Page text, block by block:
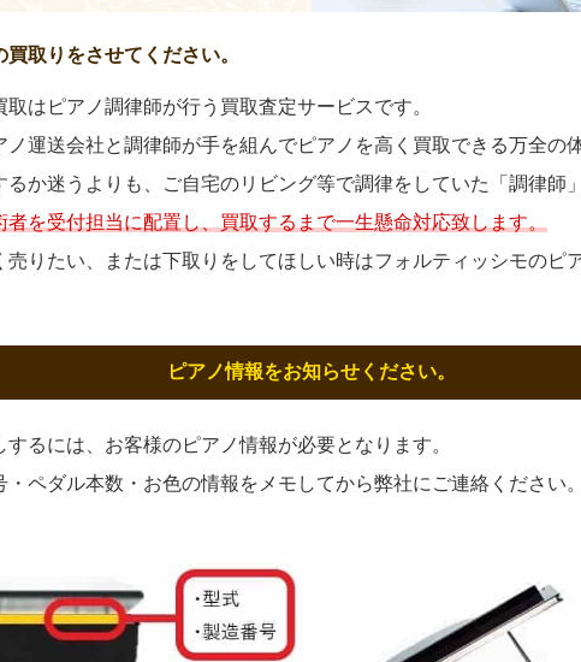
取りをさせてください。
はピアノ調律師が行う買取査定サービスです。
ノ運送会社と調律師が手を組んでピアノを高く買取できる万全の
るか迷うよりも、ご自宅のリビング等で調律をしていた「調律師
を受付担当に配置し、買取するまで一生懸命対応致します。
売りたい、または下取りをしてほしい時はフォルティッシモのピ
ピアノ情報をお知らせください。
るには、お客様のピアノ情報が必要となります。
・ペダル本数・お色の情報をメモしてから弊社にご連絡ください